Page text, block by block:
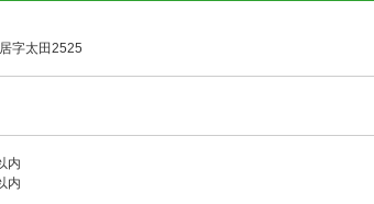
字太田2525
内
内